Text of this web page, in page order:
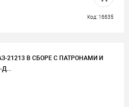
Код: 16635
21213 В СБОРЕ С ПАТРОНАМИ И